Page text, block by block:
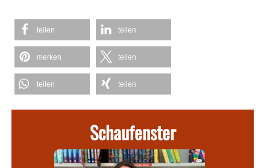
teilen teilen
merken teilen
teilen teilen
Schaufenster